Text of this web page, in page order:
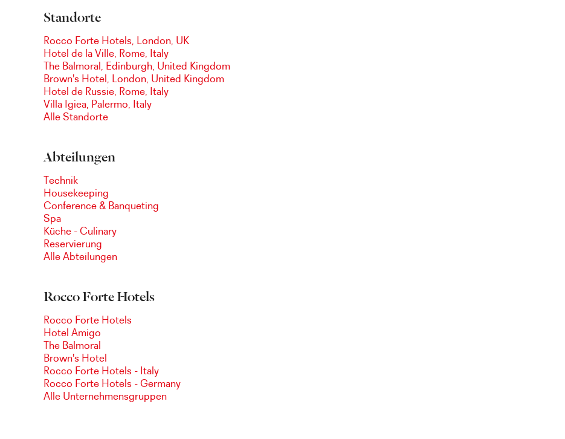
Standorte
Rocco Forte Hotels, London, UK
Hotel de la Ville, Rome, Italy
The Balmoral, Edinburgh, United Kingdom
Brown's Hotel, London, United Kingdom
Hotel de Russie, Rome, Italy
Villa Igiea, Palermo, Italy
Alle Standorte
Abteilungen
Technik
Housekeeping
Conference & Banqueting
Spa
Küche - Culinary
Reservierung
Alle Abteilungen
Rocco Forte Hotels
Rocco Forte Hotels
Hotel Amigo
The Balmoral
Brown's Hotel
Rocco Forte Hotels - Italy
Rocco Forte Hotels - Germany
Alle Unternehmensgruppen